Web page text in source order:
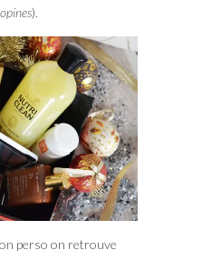
).
perso on retrouve